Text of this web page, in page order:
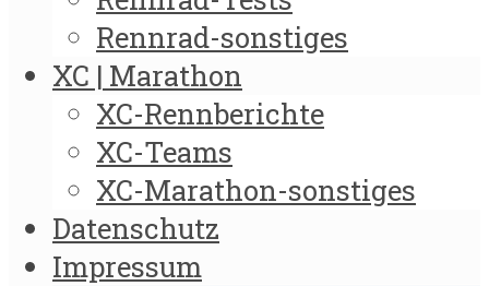
Rennrad-sonstiges
XC | Marathon
XC-Rennberichte
XC-Teams
XC-Marathon-sonstiges
Datenschutz
Impressum